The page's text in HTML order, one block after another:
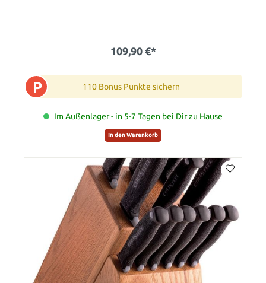
109,90 €*
P 110 Bonus Punkte sichern
Im Außenlager - in 5-7 Tagen bei Dir zu Hause
In den Warenkorb